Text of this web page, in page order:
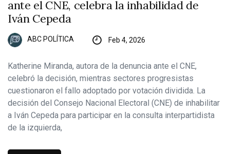
ante el CNE, celebra la inhabilidad de
Iván Cepeda
ABC POLÍTICA Feb 4, 2026
Katherine Miranda, autora de la denuncia ante el CNE,
celebró la decisión, mientras sectores progresistas
cuestionaron el fallo adoptado por votación dividida. La
decisión del Consejo Nacional Electoral (CNE) de inhabilitar
a Iván Cepeda para participar en la consulta interpartidista
de la izquierda,